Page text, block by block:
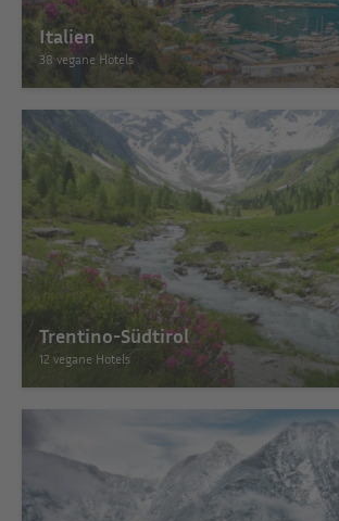
Italien
38 vegane Hotels
Trentino-Südtirol
12 vegane Hotels